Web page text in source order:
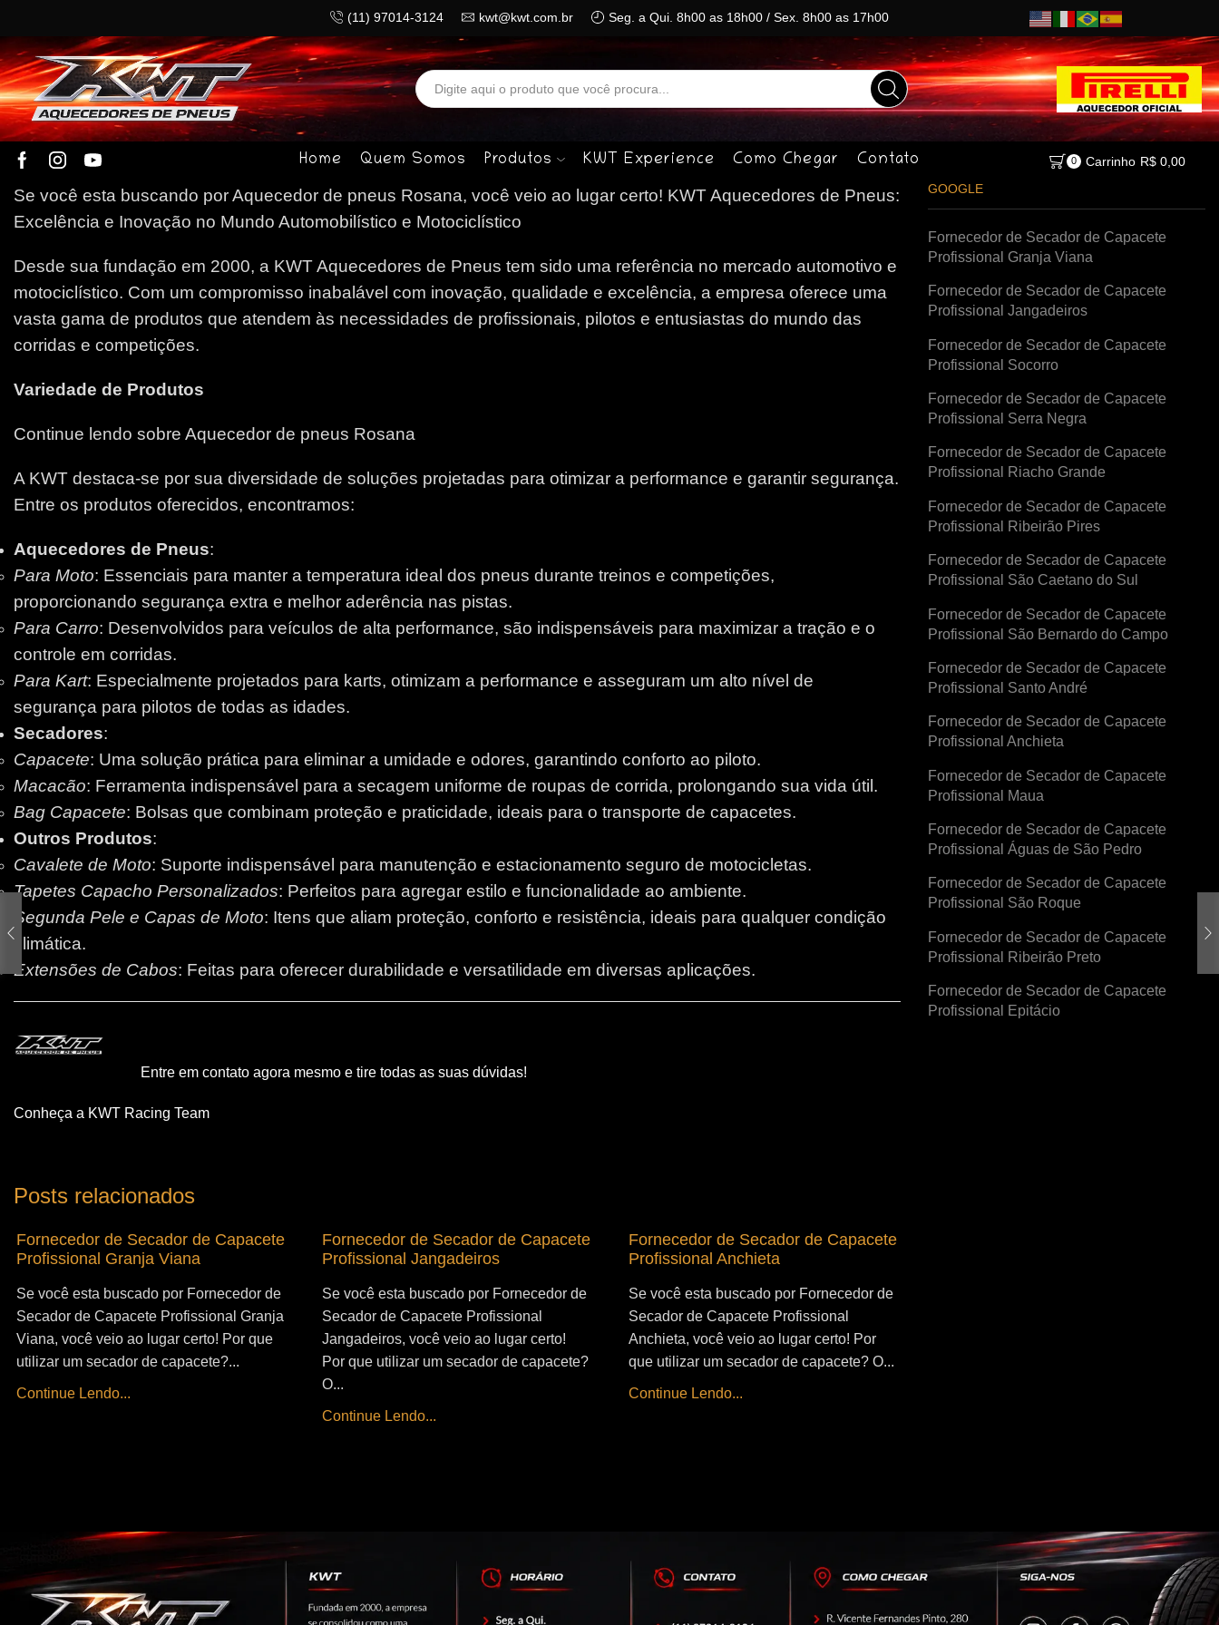
(11) 97014-3124 kwt@kwt.com.br Seg. a Qui. 8h00 as 18h00 / Sex. 8h00 as 17h00
Search
input
Home Quem Somos Produtos KWT Experience Como Chegar Contato 0 Carrinho R$0,00
Se você esta buscando por Aquecedor de pneus Rosana, você veio ao lugar certo! KWT Aquecedores de Pneus:
Excelência e Inovação no Mundo Automobilístico e Motociclístico
Desde sua fundação em 2000, a KWT Aquecedores de Pneus tem sido uma referência no mercado automotivo e
motociclístico. Com um compromisso inabalável com inovação, qualidade e excelência, a empresa oferece uma
vasta gama de produtos que atendem às necessidades de profissionais, pilotos e entusiastas do mundo das
corridas e competições.
Variedade de Produtos
Continue lendo sobre Aquecedor de pneus Rosana
A KWT destaca-se por sua diversidade de soluções projetadas para otimizar a performance e garantir segurança.
Entre os produtos oferecidos, encontramos:
Aquecedores de Pneus:
Para Moto: Essenciais para manter a temperatura ideal dos pneus durante treinos e competições,
proporcionando segurança extra e melhor aderência nas pistas.
Para Carro: Desenvolvidos para veículos de alta performance, são indispensáveis para maximizar a tração e o
controle em corridas.
Para Kart: Especialmente projetados para karts, otimizam a performance e asseguram um alto nível de
segurança para pilotos de todas as idades.
Secadores:
Capacete: Uma solução prática para eliminar a umidade e odores, garantindo conforto ao piloto.
Macacão: Ferramenta indispensável para a secagem uniforme de roupas de corrida, prolongando sua vida útil.
Bag Capacete: Bolsas que combinam proteção e praticidade, ideais para o transporte de capacetes.
Outros Produtos:
Cavalete de Moto: Suporte indispensável para manutenção e estacionamento seguro de motocicletas.
Tapetes Capacho Personalizados: Perfeitos para agregar estilo e funcionalidade ao ambiente.
Segunda Pele e Capas de Moto: Itens que aliam proteção, conforto e resistência, ideais para qualquer condição
climática.
Extensões de Cabos: Feitas para oferecer durabilidade e versatilidade em diversas aplicações.
Entre em contato agora mesmo e tire todas as suas dúvidas!
Conheça a KWT Racing Team
Posts relacionados
Fornecedor de Secador de Capacete
Profissional Granja Viana
Se você esta buscado por Fornecedor de
Secador de Capacete Profissional Granja
Viana, você veio ao lugar certo! Por que
utilizar um secador de capacete?...
Continue Lendo...
Fornecedor de Secador de Capacete
Profissional Jangadeiros
Se você esta buscado por Fornecedor de
Secador de Capacete Profissional
Jangadeiros, você veio ao lugar certo!
Por que utilizar um secador de capacete?
O...
Continue Lendo...
Fornecedor de Secador de Capacete
Profissional Anchieta
Se você esta buscado por Fornecedor de
Secador de Capacete Profissional
Anchieta, você veio ao lugar certo! Por
que utilizar um secador de capacete? O...
Continue Lendo...
GOOGLE
Fornecedor de Secador de Capacete
Profissional Granja Viana
Fornecedor de Secador de Capacete
Profissional Jangadeiros
Fornecedor de Secador de Capacete
Profissional Socorro
Fornecedor de Secador de Capacete
Profissional Serra Negra
Fornecedor de Secador de Capacete
Profissional Riacho Grande
Fornecedor de Secador de Capacete
Profissional Ribeirão Pires
Fornecedor de Secador de Capacete
Profissional São Caetano do Sul
Fornecedor de Secador de Capacete
Profissional São Bernardo do Campo
Fornecedor de Secador de Capacete
Profissional Santo André
Fornecedor de Secador de Capacete
Profissional Anchieta
Fornecedor de Secador de Capacete
Profissional Maua
Fornecedor de Secador de Capacete
Profissional Águas de São Pedro
Fornecedor de Secador de Capacete
Profissional São Roque
Fornecedor de Secador de Capacete
Profissional Ribeirão Preto
Fornecedor de Secador de Capacete
Profissional Epitácio